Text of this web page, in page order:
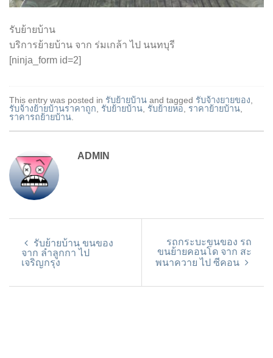
รับย้ายบ้าน
บริการย้ายบ้าน จาก ร่มเกล้า ไป นนทบุรี
[ninja_form id=2]
This entry was posted in รับย้ายบ้าน and tagged รับจ้างยายของ,
รับจ้างย้ายบ้านราคาถูก, รับย้ายบ้าน, รับย้ายหอ, ราคาย้ายบ้าน,
ราคารถย้ายบ้าน.
ADMIN
รับย้ายบ้าน ขนของ
จาก ลำลูกกา ไป
เจริญกรุง
รถกระบะขนของ รถ
ขนย้ายคอนโด จาก สะ
พนาควาย ไป ซีคอน